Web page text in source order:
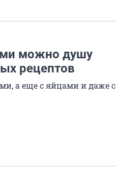
можно душу
рецептов
а еще с яйцами и даже с